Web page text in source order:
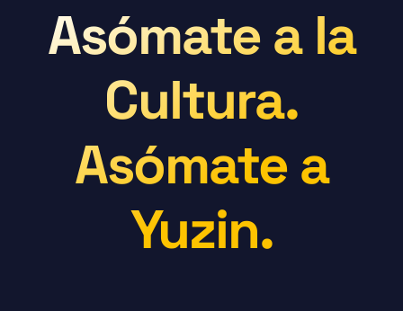
Asómate a la
Cultura.
Asómate a
Yuzin.